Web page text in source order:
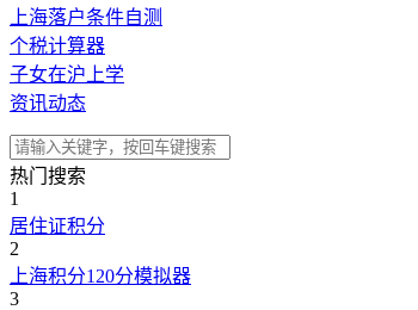
上海落户条件自测
个税计算器
子女在沪上学
资讯动态
热门搜索
1
居住证积分
2
上海积分120分模拟器
3